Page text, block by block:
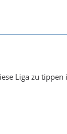
Liga zu